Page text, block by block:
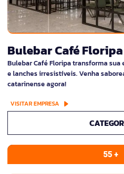
Bulebar Café Floripa
Bulebar Café Floripa transforma sua
e lanches irresistíveis. Venha
catarinense agora!
VISITAR EMPRESA
55 +